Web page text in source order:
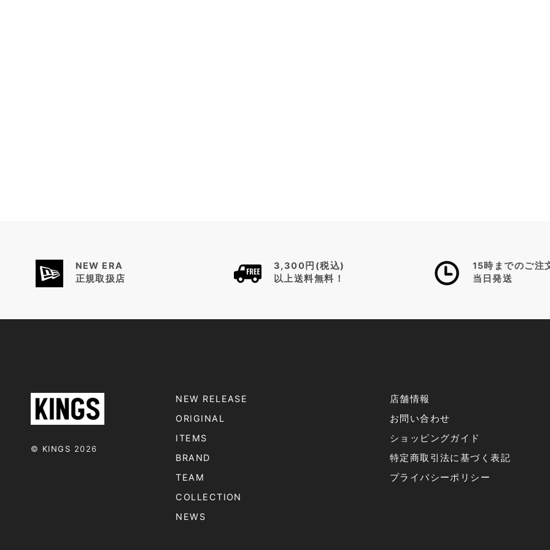
NEW ERA
正規取扱店
3,300円(税込)
以上送料無料！
15時までのご注
当日発送
© KINGS 2026
NEW RELEASE
ORIGINAL
ITEMS
BRAND
TEAM
COLLECTION
NEWS
店舗情報
お問い合わせ
ショッピングガイド
特定商取引法に基づく表記
プライバシーポリシー